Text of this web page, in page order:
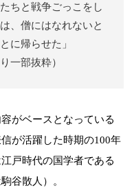
ちと戦争ごっこをし
、僧にはなれないと
に帰らせた」
一部抜粋）
がベースとなっている
が活躍した時期の100年
戸時代の国学者である
谷散人）。